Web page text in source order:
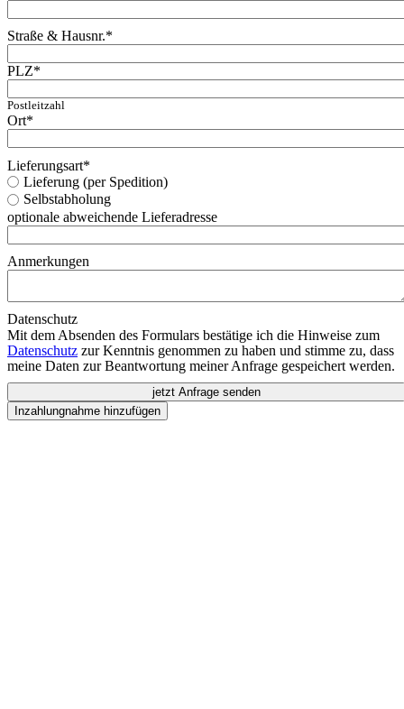
Straße & Hausnr.*
PLZ*
Postleitzahl
Ort*
Lieferungsart*
Lieferung (per Spedition)
Selbstabholung
optionale abweichende Lieferadresse
Anmerkungen
Datenschutz
Mit dem Absenden des Formulars bestätige ich die Hinweise zum
Datenschutz zur Kenntnis genommen zu haben und stimme zu, dass
meine Daten zur Beantwortung meiner Anfrage gespeichert werden.
jetzt Anfrage senden
Inzahlungnahme hinzufügen